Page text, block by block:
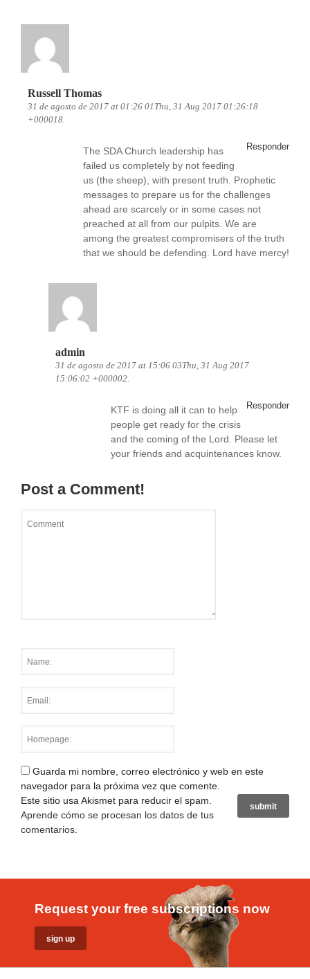
Russell Thomas
31 de agosto de 2017 at 01:26 01Thu, 31 Aug 2017 01:26:18
+000018.
Responder
The SDA Church leadership has
failed us completely by not feeding
us (the sheep), with present truth. Prophetic
messages to prepare us for the challenges
ahead are scarcely or in some cases not
preached at all from our pulpits. We are
among the greatest compromisers of the truth
that we should be defending. Lord have mercy!
admin
31 de agosto de 2017 at 15:06 03Thu, 31 Aug 2017
15:06:02 +000002.
Responder
KTF is doing all it can to help
people get ready for the crisis
and the coming of the Lord. Please let
your friends and acquintenances know.
Post a Comment!
Guarda mi nombre, correo electrónico y web en este
navegador para la próxima vez que comente.
Este sitio usa Akismet para reducir el spam.
Aprende cómo se procesan los datos de tus
comentarios
Request your free subscriptions now